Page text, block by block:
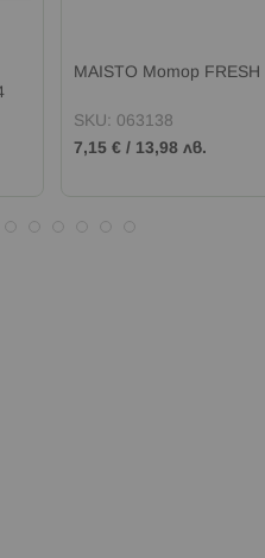
MAISTO Мотор FRESH
SKU: 063138
7,15 € / 13,98 лв.